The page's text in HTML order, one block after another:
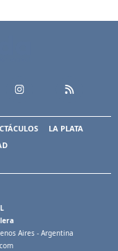
LA PLATA
Aires - Argentina